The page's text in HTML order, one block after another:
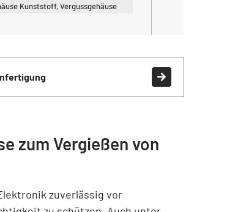
Kunststoff, Vergussgehäuse
zum Vergießen von
zuverlässig vor